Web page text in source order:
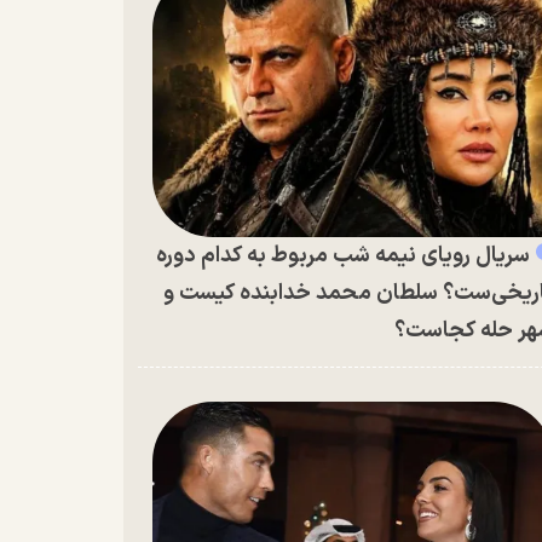
سریال رویای نیمه شب مربوط به کدام دوره
سلطان محمد خدابنده کیست و
حله کجاست؟